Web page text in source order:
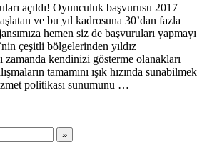
açıldı! Oyunculuk başvurusu 2017
ve bu yıl kadrosuna 30’dan fazla
hemen siz de başvuruları yapmayı
çeşitli bölgelerinden yıldız
zamanda kendinizi gösterme olanakları
tamamını ışık hızında sunabilmek
politikası sunumunu …